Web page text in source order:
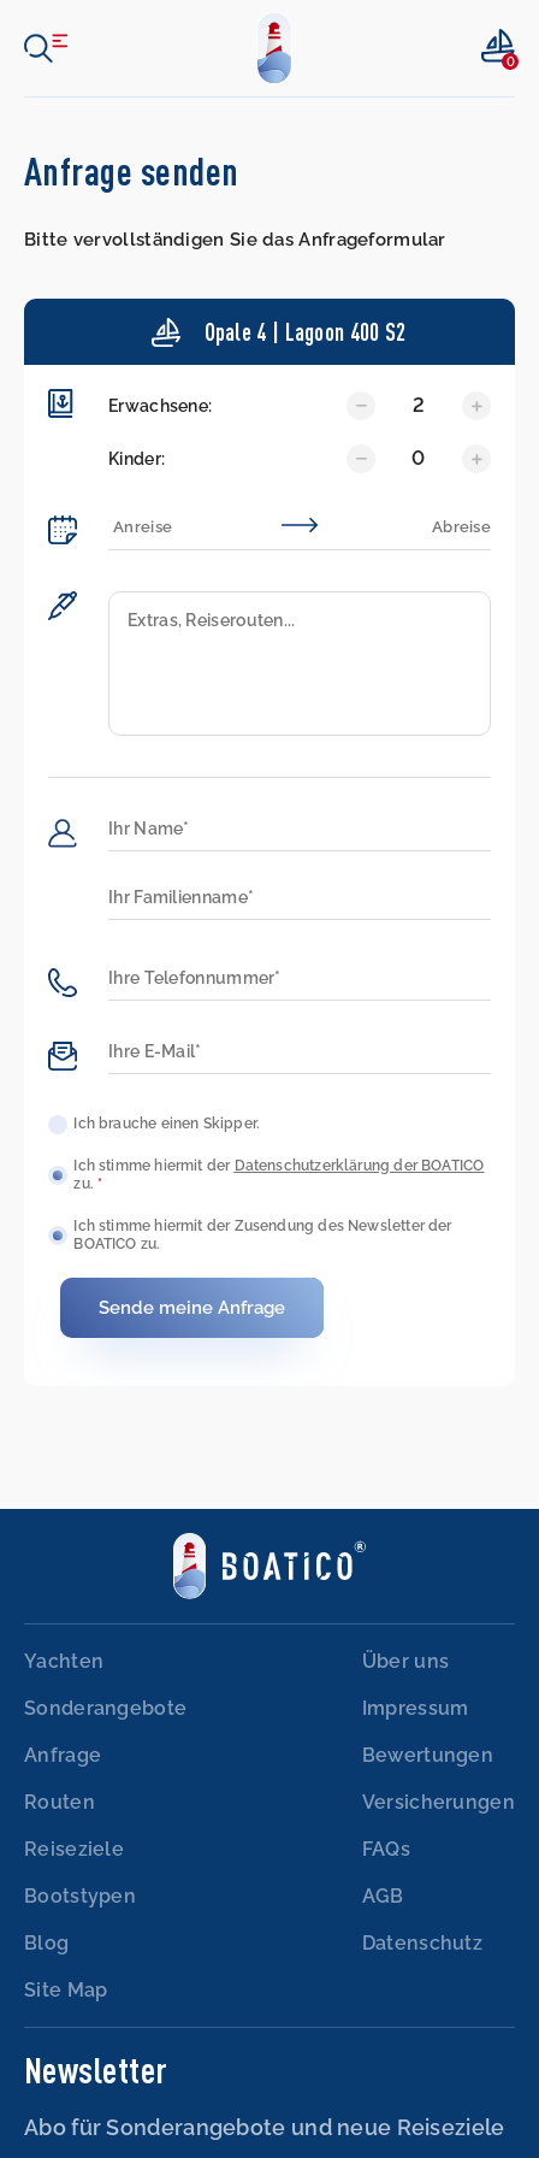
0
Anfrage senden
Bitte vervollständigen Sie das Anfrageformular
Opale 4 | Lagoon 400 S2
Erwachsene: 2
Kinder: 0
Ich brauche einen Skipper.
Ich stimme hiermit der Datenschutzerklärung der BOATICO
zu.*
Ich stimme hiermit der Zusendung des Newsletter der
BOATICO zu.
Sende meine Anfrage
Yachten
Sonderangebote
Anfrage
Routen
Reiseziele
Bootstypen
Blog
Site Map
Über uns
Impressum
Bewertungen
Versicherungen
FAQs
AGB
Datenschutz
Newsletter
Abo für Sonderangebote und neue Reiseziele